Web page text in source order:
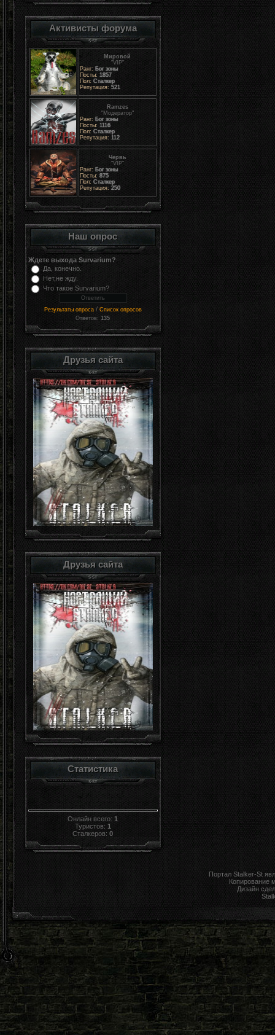
Активисты форума
Мировой
"VIP"
Ранг: Бог зоны
Посты: 1857
Пол: Сталкер
Репутация: 521
Ramzes
"Модератор"
Ранг: Бог зоны
Посты: 1116
Пол: Сталкер
Репутация: 112
Червь
"VIP"
Ранг: Бог зоны
Посты: 875
Пол: Сталкер
Репутация: 250
Наш опрос
Ждете выхода Survarium?
Да, конечно.
Нет,не жду.
Что такое Survarium?
Результаты опроса / Список опросов
Ответов:135
Друзья сайта
Друзья сайта
Статистика
Онлайн всего:1
Туристов: 1
Сталкеров:0
Портал Stalker-St
Копирование
Дизайн